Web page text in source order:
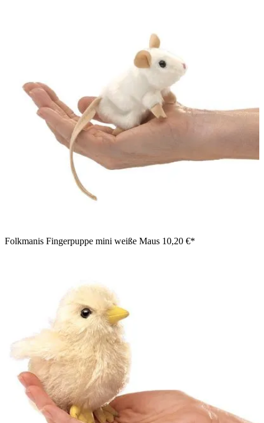
Folkmanis Fingerpuppe mini weiße Maus 10,20 €*